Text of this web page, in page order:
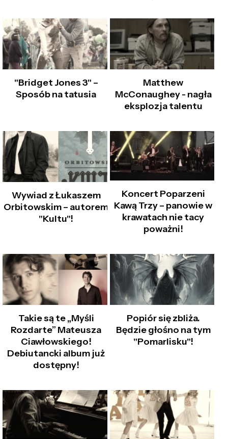
"Bridget Jones 3" –
Sposób na tatusia
Matthew
McConaughey - nagła
eksplozja talentu
Wywiad z Łukaszem
Orbitowskim – autorem
"Kultu"!
Koncert Poparzeni
Kawą Trzy – panowie w
krawatach nie tacy
poważni!
Takie są te „Myśli
Rozdarte” Mateusza
Ciawłowskiego!
Debiutancki album już
dostępny!
Popiór się zbliża.
Będzie głośno na tym
"Pomarlisku"!